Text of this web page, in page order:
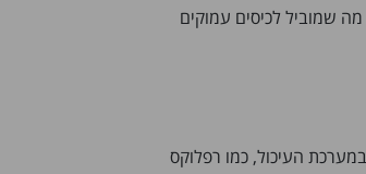
מה שמוביל לכיסים עמוקים
העיכול, כמו רפלוקס